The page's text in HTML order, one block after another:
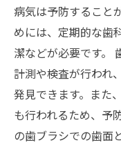
病気は予防すること
めには、定期的な歯
潔などが必要です。
計測や検査が行われ
発見できます。また
も行われるため、予
の歯ブラシでの歯面